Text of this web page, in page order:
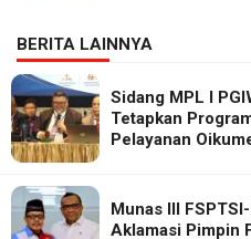
BERITA LAINNYA
Sidang MPL I
Tetapkan
Pelayanan
Munas III
Aklamasi Pimpin